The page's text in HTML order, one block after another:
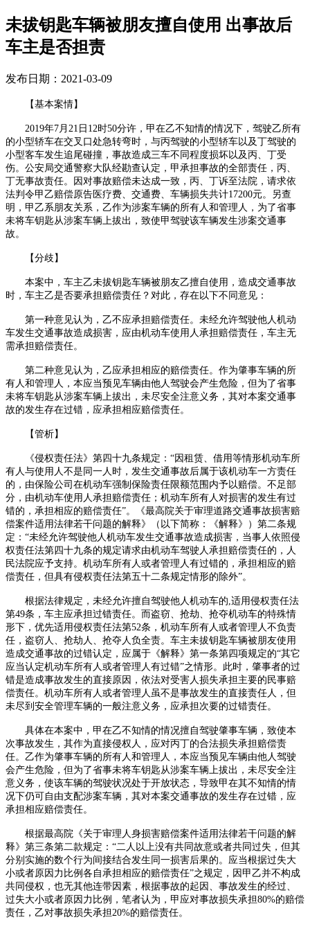
未拔钥匙车辆被朋友擅自使用 出事故后
车主是否担责
发布日期：2021-03-09
【基本案情】
2019年7 月 21 日 12 时50分许，甲在乙不知情的情况下，驾驶乙所有
的小型轿车在交叉口处急转弯时，与丙驾驶的小型轿车以及丁驾驶的
小型客车发生追尾碰撞，事故造成三车不同程度损坏以及丙、丁受
伤。公安局交通警察大队经勘查认定，甲承担事故的全部责任，丙、
丁无事故责任。因对事故赔偿未达成一致，丙、丁诉至法院，请求依
法判令甲乙赔偿原告医疗费、交通费、车辆损失共计17200元。另查
明，甲乙系朋友关系，乙作为涉案车辆的所有人和管理人，为了省事
未将车钥匙从涉案车辆上拔出，致使甲驾驶该车辆发生涉案交通事
故。
【分歧】
本案中，车主乙未拔钥匙车辆被朋友乙擅自使用，造成交通事故
时，车主乙是否要承担赔偿责任？对此，存在以下不同意见：
第一种意见认为，乙不应承担赔偿责任。未经允许驾驶他人机动
车发生交通事故造成损害，应由机动车使用人承担赔偿责任，车主无
需承担赔偿责任。
第二种意见认为，乙应承担相应的赔偿责任。作为肇事车辆的所
有人和管理人，本应当预见车辆由他人驾驶会产生危险，但为了省事
未将车钥匙从涉案车辆上拔出，未尽安全注意义务，其对本案交通事
故的发生存在过错，应承担相应赔偿责任。
【管析】
《侵权责任法》第四十九条规定： “因租赁、借用等情形机动车所
有人与使用人不是同一人时，发生交通事故后属于该机动车一方责任
的，由保险公司在机动车强制保险责任限额范围内予以赔偿。不足部
分，由机动车使用人承担赔偿责任；机动车所有人对损害的发生有过
错的，承担相应的赔偿责任”。《最高院关于审理道路交通事故损害赔
偿案件适用法律若干问题的解释》（以下简称：《解释》）第二条规
定：“未经允许驾驶他人机动车发生交通事故造成损害，当事人依照侵
权责任法第四十九条的规定请求由机动车驾驶人承担赔偿责任的，人
民法院应予支持。机动车所有人或者管理人有过错的，承担相应的赔
偿责任，但具有侵权责任法第五十二条规定情形的除外”。
根据法律规定，未经允许擅自驾驶他人机动车的 适用侵权责任法
第49条，车主应承担过错责任。而盗窃、抢劫、抢夺机动车的特殊情
形下，优先适用侵权责任法第52条，机动车所有人或者管理人不负责
任，盗窃人、抢劫人、抢夺人负全责。车主未拔钥匙车辆被朋友使用
造成交通事故的过错认定，应属于《解释》第一条第四项规定的“其它
应当认定机动车所有人或者管理人有过错”之情形。此时，肇事者的过
错是造成事故发生的直接原因，依法对受害人损失承担主要的民事赔
偿责任。机动车所有人或者管理人虽不是事故发生的直接责任人，但
未尽到安全管理车辆的一般注意义务，应承担次要的过错责任。
具体在本案中，甲在乙不知情的情况擅自驾驶肇事车辆，致使本
次事故发生，其作为直接侵权人，应对丙丁的合法损失承担赔偿责
任。乙作为肇事车辆的所有人和管理人，本应当预见车辆由他人驾驶
会产生危险，但为了省事未将车钥匙从涉案车辆上拔出，未尽安全注
意义务，使该车辆的驾驶状况处于开放状态，导致甲在其不知情的情
况下仍可自由支配涉案车辆，其对本案交通事故的发生存在过错，应
承担相应赔偿责任。
根据最高院《关于审理人身损害赔偿案件适用法律若干问题的解
释》第三条第二款规定： “二人以上没有共同故意或者共同过失，但其
分别实施的数个行为间接结合发生同一损害后果的。应当根据过失大
小或者原因力比例各自承担相应的赔偿责任”之规定，因甲乙并不构成
共同侵权，也无其他连带因素，根据事故的起因、事故发生的经过、
过失大小或者原因力比例，笔者认为，甲应对事故损失承担80%的赔偿
责任，乙对事故损失承担 20%的赔偿责任。